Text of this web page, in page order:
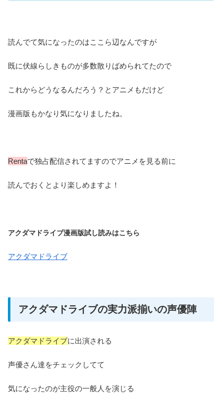
読んでて気になったのはここら辺なんですが
既に伏線らしきものが多数散りばめられてたので
これからどうなるんだろう？とアニメもだけど
漫画版もかなり気になりましたね。
Rentaで独占配信されてますのでアニメを見る前に
読んでおくとより楽しめますよ！
アクダマドライブ漫画版試し読みはこちら
アクダマドライブ
アクダマドライブの実力派揃いの声優陣
アクダマドライブに出演される
声優さん達をチェックしてて
気になったのが主役の一般人を演じる